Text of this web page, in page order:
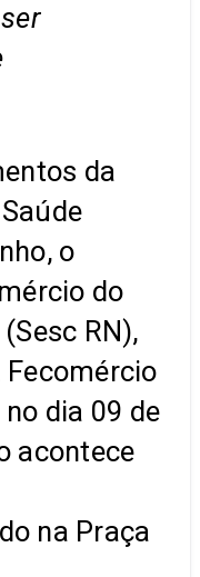
da
o
do
RN),
dia 09 de
acontece
na Praça